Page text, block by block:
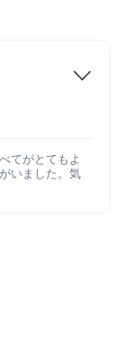
てがとてもよ
いました。気